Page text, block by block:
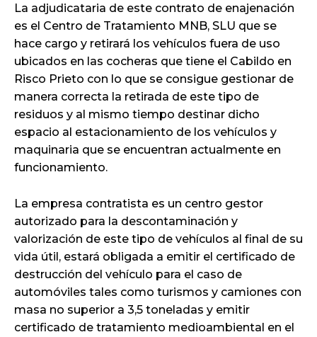
La adjudicataria de este contrato de enajenación
es el Centro de Tratamiento MNB, SLU que se
hace cargo y retirará los vehículos fuera de uso
ubicados en las cocheras que tiene el Cabildo en
Risco Prieto con lo que se consigue gestionar de
manera correcta la retirada de este tipo de
residuos y al mismo tiempo destinar dicho
espacio al estacionamiento de los vehículos y
maquinaria que se encuentran actualmente en
funcionamiento.
La empresa contratista es un centro gestor
autorizado para la descontaminación y
valorización de este tipo de vehículos al final de su
vida útil, estará obligada a emitir el certificado de
destrucción del vehículo para el caso de
automóviles tales como turismos y camiones con
masa no superior a 3,5 toneladas y emitir
certificado de tratamiento medioambiental en el